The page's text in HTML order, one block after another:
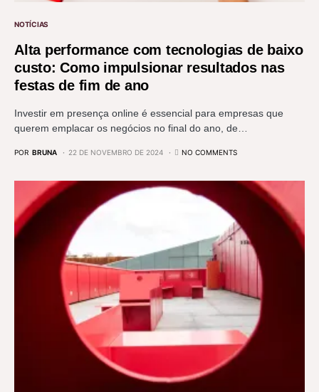
NOTÍCIAS
Alta performance com tecnologias de baixo
custo: Como impulsionar resultados nas
festas de fim de ano
Investir em presença online é essencial para empresas que
querem emplacar os negócios no final do ano, de…
POR BRUNA 22 DE NOVEMBRO DE 2024 NO COMMENTS